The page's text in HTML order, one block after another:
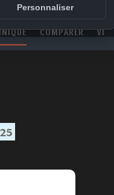
Personnaliser
COMPARER